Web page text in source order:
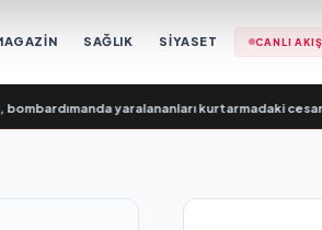
SAĞLIK SİYASET CANLI AKIŞ
yaralananları kurtarmadaki